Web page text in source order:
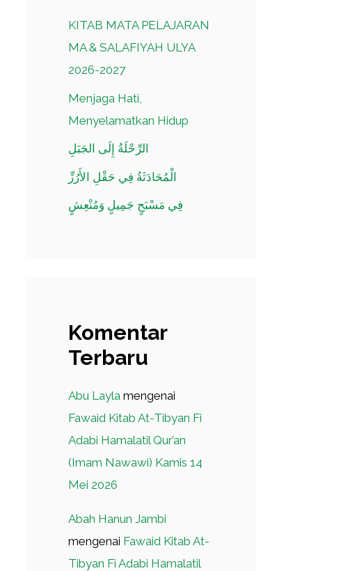
KITAB MATA PELAJARAN
MA & SALAFIYAH ULYA
2026-2027
Menjaga Hati,
Menyelamatkan Hidup
الرِّحْلَةُ إِلَى الجَبَلِ
الْمُحَادَثَةُ فِي حَقْلِ الأَرُزِّ
فِي مَسْبَحٍ جَمِيلٍ وَمُنْعِشٍ
Komentar
Terbaru
Abu Layla mengenai
Fawaid Kitab At-Tibyan Fi
Adabi Hamalatil Qur’an
(Imam Nawawi) Kamis 14
Mei 2026
Abah Hanun Jambi
mengenai Fawaid Kitab At-
Tibyan Fi Adabi Hamalatil